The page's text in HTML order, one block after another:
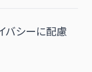
バシーに配慮